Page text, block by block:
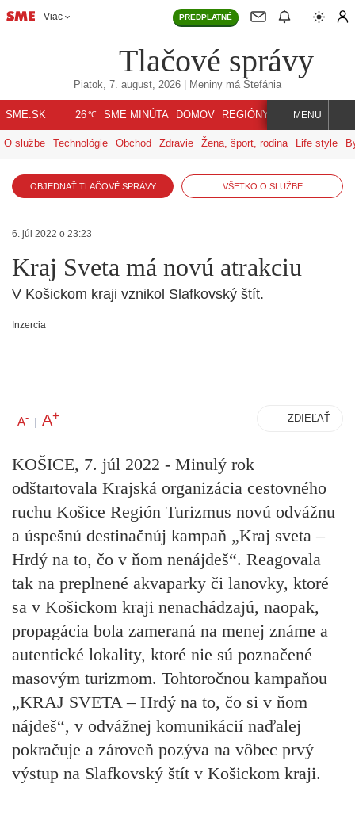
Viac PREDPLATNÉ
Tlačové správy
Piatok, 7. august, 2026 | Meniny má Štefánia
SME.SK 26℃ SME MINÚTA DOMOV REGIÓNY INDEX SVET
MENU
O službe Technológie Obchod Zdravie Žena, šport, rodina Life style
OBJEDNAŤ TLAČOVÉ SPRÁVY VŠETKO O SLUŽBE
6. júl 2022 o 23:23
Kraj Sveta má novú atrakciu
V Košickom kraji vznikol Slafkovský štít.
Inzercia
A- | A+ ZDIEĽAŤ
KOŠICE, 7. júl 2022 - Minulý rok
odštartovala Krajská organizácia cestovného
ruchu Košice Región Turizmus novú odvážnu
a úspešnú destinačnúj kampaň „Kraj sveta –
Hrdý na to, čo v ňom nenájdeš“. Reagovala
tak na preplnené akvaparky či lanovky, ktoré
sa v Košickom kraji nenachádzajú, naopak,
propagácia bola zameraná na menej známe a
autentické lokality, ktoré nie sú poznačené
masovým turizmom. Tohtoročnou kampaňou
„KRAJ SVETA – Hrdý na to, čo si v ňom
nájdeš“, v odvážnej komunikácií naďalej
pokračuje a zároveň pozýva na vôbec prvý
výstup na Slafkovský štít v Košickom kraji.